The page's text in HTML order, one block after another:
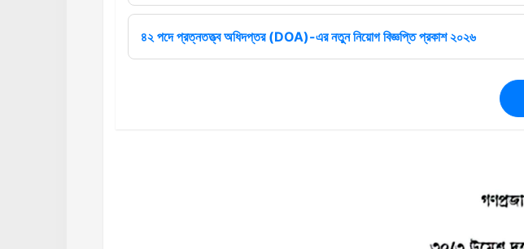
৪২ পদে প্রত্নতত্ত্ব অধিদপ্তর (DOA)-এর নতুন নিয়োগ বিজ্ঞপ্তি প্রকাশ ২০২৬